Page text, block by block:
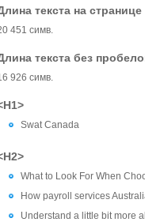
текста на странице
451 симв.
текста без
926 симв.
Swat Canada
What to Look For When
How payroll services
Understand a little bit more